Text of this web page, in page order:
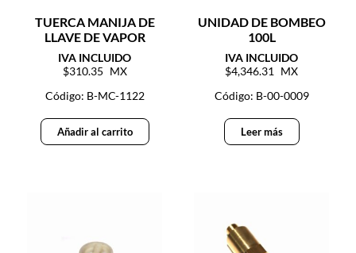
TUERCA MANIJA DE
LLAVE DE VAPOR
310.35
Código: B-MC-1122
Añadir al carrito
UNIDAD DE BOMBEO
100L
4,346.31
Código: B-00-0009
Leer más